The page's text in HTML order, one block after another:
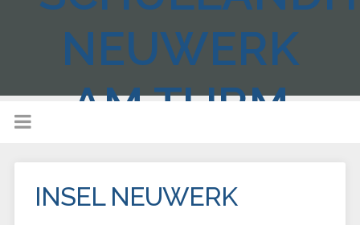
NEUWERK
AM TURM
INSEL NEUWERK